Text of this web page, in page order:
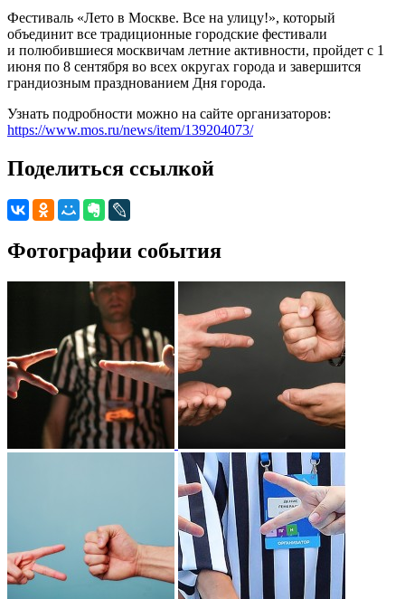
Фестиваль «Лето в Москве. Все на улицу!», который
объединит все традиционные городские фестивали
и полюбившиеся москвичам летние активности, пройдет с 1
июня по 8 сентября во всех округах города и завершится
грандиозным празднованием Дня города.
Узнать подробности можно на сайте организаторов:
https://www.mos.ru/news/item/139204073/
Поделиться ссылкой
Фотографии события